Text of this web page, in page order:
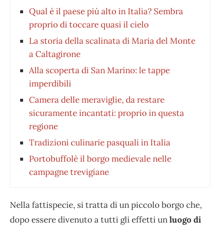
Qual è il paese più alto in Italia? Sembra
proprio di toccare quasi il cielo
La storia della scalinata di Maria del Monte
a Caltagirone
Alla scoperta di San Marino: le tappe
imperdibili
Camera delle meraviglie, da restare
sicuramente incantati: proprio in questa
regione
Tradizioni culinarie pasquali in Italia
Portobuffolè il borgo medievale nelle
campagne trevigiane
Nella fattispecie, si tratta di un piccolo borgo che,
dopo essere divenuto a tutti gli effetti unluogo di